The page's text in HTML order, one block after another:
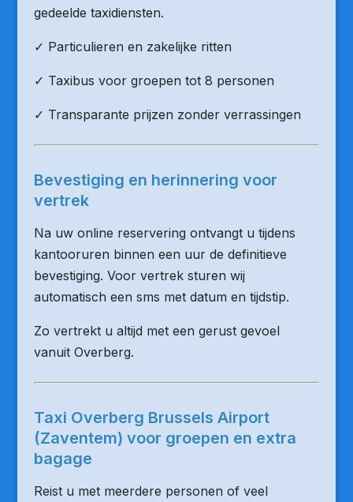
gedeelde taxidiensten.
✓ Particulieren en zakelijke ritten
✓ Taxibus voor groepen tot 8 personen
✓ Transparante prijzen zonder verrassingen
Bevestiging en herinnering voor
vertrek
Na uw online reservering ontvangt u tijdens
kantooruren binnen een uur de definitieve
bevestiging. Voor vertrek sturen wij
automatisch een sms met datum en tijdstip.
Zo vertrekt u altijd met een gerust gevoel
vanuit Overberg.
Taxi Overberg Brussels Airport
(Zaventem) voor groepen en extra
bagage
Reist u met meerdere personen of veel